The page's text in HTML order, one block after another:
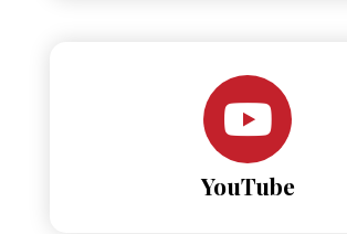
YouTube